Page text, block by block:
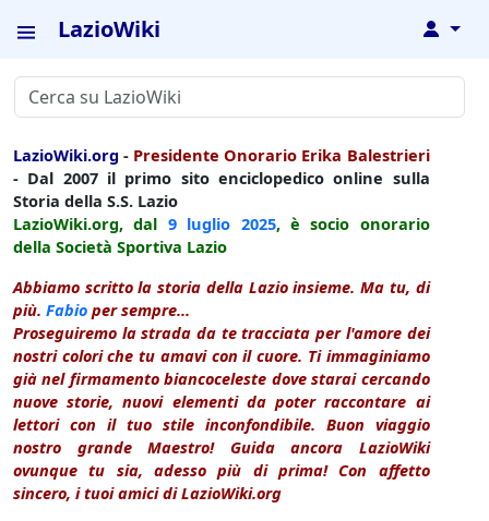
LazioWiki ↓
LazioWiki.org - Presidente Onorario Erika Balestrieri
- Dal 2007 il primo sito enciclopedico online sulla
Storia della S.S. Lazio
LazioWiki.org, dal 9 luglio 2025, è socio onorario
della Società Sportiva Lazio
Abbiamo scritto la storia della Lazio insieme. Ma tu, di
più. Fabio per sempre...
Proseguiremo la strada da te tracciata per l'amore dei
nostri colori che tu amavi con il cuore. Ti immaginiamo
già nel firmamento biancoceleste dove starai cercando
nuove storie, nuovi elementi da poter raccontare ai
lettori con il tuo stile inconfondibile. Buon viaggio
nostro grande Maestro! Guida ancora LazioWiki
ovunque tu sia, adesso più di prima! Con affetto
sincero, i tuoi amici di LazioWiki.org